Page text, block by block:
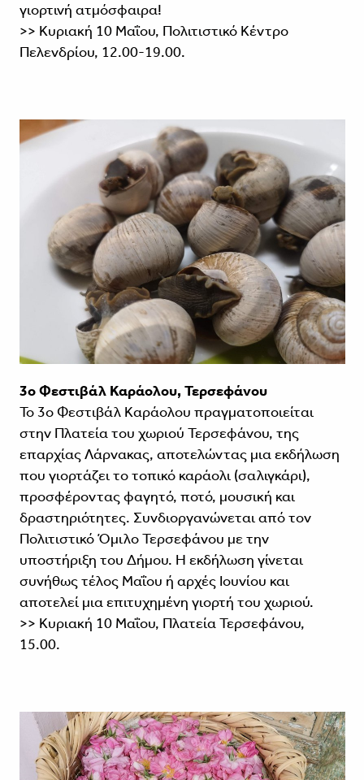
γιορτινή ατμόσφαιρα!
>> Κυριακή 10 Μαΐου, Πολιτιστικό Κέντρο
Πελενδρίου, 12.00-19.00.
3ο Φεστιβάλ Καράολου, Τερσεφάνου
Το 3ο Φεστιβάλ Καράολου πραγματοποιείται
στην Πλατεία του χωριού Τερσεφάνου, της
επαρχίας Λάρνακας, αποτελώντας μια εκδήλωση
που γιορτάζει το τοπικό καράολι (σαλιγκάρι),
προσφέροντας φαγητό, ποτό, μουσική και
δραστηριότητες. Συνδιοργανώνεται από τον
Πολιτιστικό Όμιλο Τερσεφάνου με την
υποστήριξη του Δήμου. Η εκδήλωση γίνεται
συνήθως τέλος Μαΐου ή αρχές Ιουνίου και
αποτελεί μια επιτυχημένη γιορτή του χωριού.
>> Κυριακή 10 Μαΐου, Πλατεία Τερσεφάνου,
15.00.